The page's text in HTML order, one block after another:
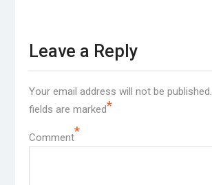
Leave a Reply
Your email address will not be published.
fields are marked*
Comment*